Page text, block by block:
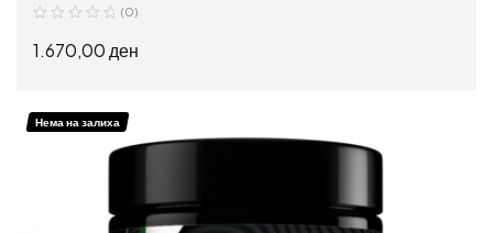
(0)
1.670,00 ден
Нема на залиха